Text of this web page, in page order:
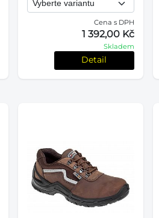
Cena s DPH
1 392,00 Kč
Skladem
Detail